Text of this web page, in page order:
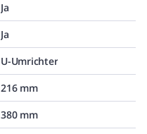
Ja
Ja
U-Umrichter
216 mm
380 mm